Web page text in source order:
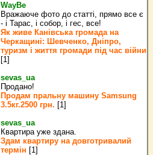
WayBe
Вражаюче фото до статті, прямо все є
- і Тарас, і собор, і гес, все!
Як живе Канівська громада на
Черкащині: Шевченко, Дніпро,
туризм і життя громади під час війни
[1]
sevas_ua
Продано!
Продам пральну машину Samsung
3.5кг.2500 грн. [1]
sevas_ua
Квартира уже здана.
Здам квартиру на довготривалий
термін [1]